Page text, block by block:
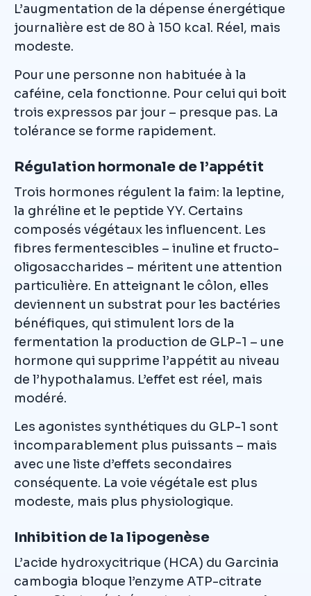
L’augmentation de la dépense énergétique
journalière est de 80 à 150 kcal. Réel, mais
modeste.
Pour une personne non habituée à la
caféine, cela fonctionne. Pour celui qui boit
trois expressos par jour – presque pas. La
tolérance se forme rapidement.
Régulation hormonale de l’appétit
Trois hormones régulent la faim: la leptine,
la ghréline et le peptide YY. Certains
composés végétaux les influencent. Les
fibres fermentescibles – inuline et fructo-
oligosaccharides – méritent une attention
particulière. En atteignant le côlon, elles
deviennent un substrat pour les bactéries
bénéfiques, qui stimulent lors de la
fermentation la production de GLP-1 – une
hormone qui supprime l’appétit au niveau
de l’hypothalamus. L’effet est réel, mais
modéré.
Les agonistes synthétiques du GLP-1 sont
incomparablement plus puissants – mais
avec une liste d’effets secondaires
conséquente. La voie végétale est plus
modeste, mais plus physiologique.
Inhibition de la lipogenèse
L’acide hydroxycitrique (HCA) du Garcinia
cambogia bloque l’enzyme ATP-citrate